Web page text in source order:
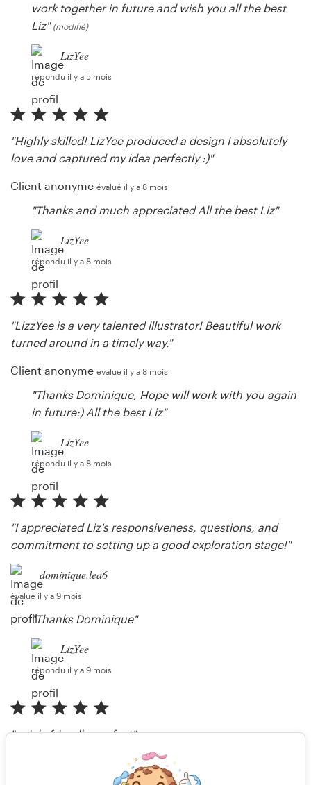
work together in future and wish you all the best
Liz" (modifié)
LizYee
répondu il y a 5 mois
"Highly skilled! LizYee produced a design I absolutely
love and captured my idea perfectly :)"
Client anonyme évalué il y a 8 mois
"Thanks and much appreciated All the best Liz"
LizYee
répondu il y a 8 mois
"LizzYee is a very talented illustrator! Beautiful work
turned around in a timely way."
Client anonyme évalué il y a 8 mois
"Thanks Dominique, Hope will work with you again
in future:) All the best Liz"
LizYee
répondu il y a 8 mois
"I appreciated Liz's responsiveness, questions, and
commitment to setting up a good exploration stage!"
dominique.lea6
évalué il y a 9 mois
"Thanks Dominique"
LizYee
répondu il y a 9 mois
"quick, friendly, perfect"